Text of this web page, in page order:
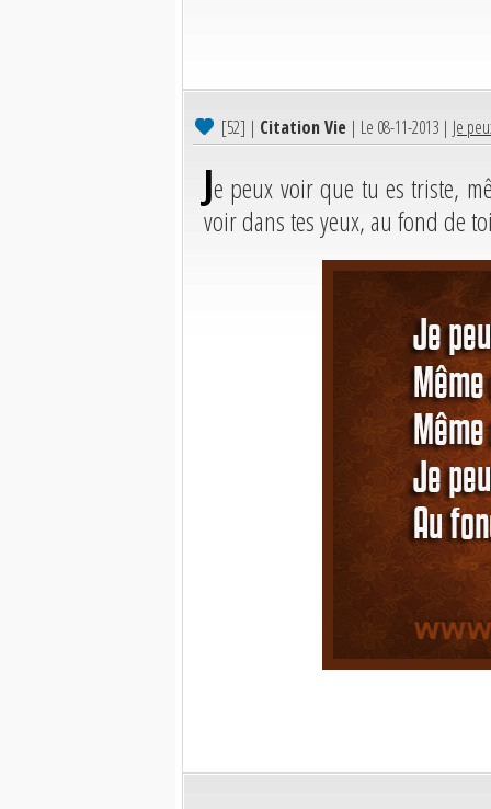
[52] | Citation Vie | Le 08-11-2013 | Je
Je peux voir que tu es triste,
voir dans tes yeux, au fond de